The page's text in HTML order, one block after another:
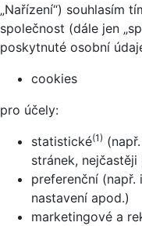
„Nařízení“) souhlasím
společnost (dále jen
poskytnuté osobní
cookies
pro účely:
statistické(1)
stránek,
preferenční
nastavení apod.)
marketingové a